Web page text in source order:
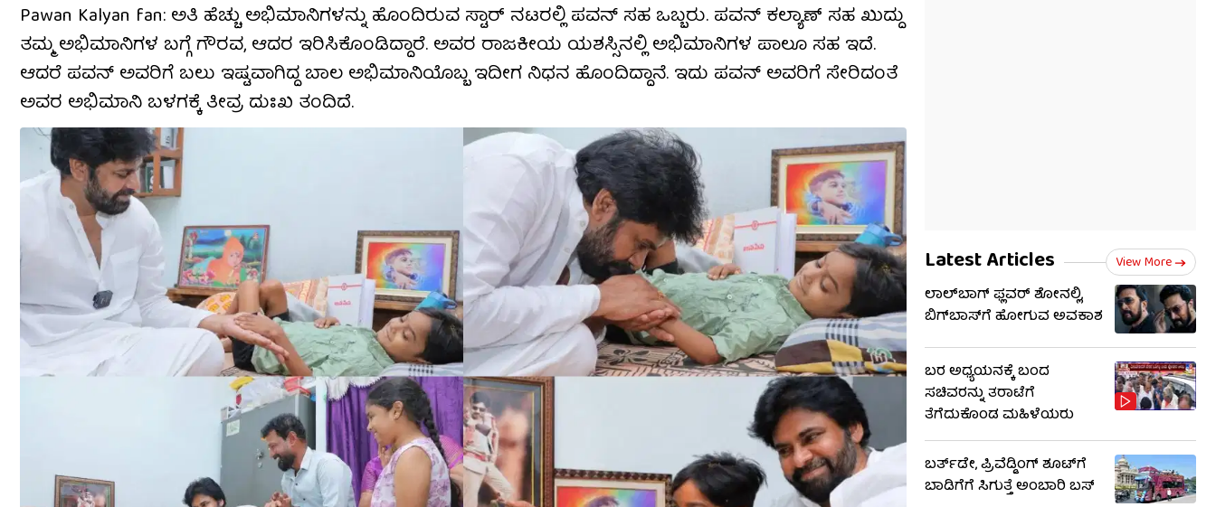
Pawan Kalyan fan: ಅತಿ ಹೆಚ್ಚು ಅಭಿಮಾನಿಗಳನ್ನು ಹೊಂದಿರುವ ಸ್ಟಾರ್ ನಟರಲ್ಲಿ ಪವನ್ ಸಹ ಒಬ್ಬರು. ಪವನ್ ಕಲ್ಯಾಣ್ ಸಹ ಖುದ್ದು
ತಮ್ಮ ಅಭಿಮಾನಿಗಳ ಬಗ್ಗೆ ಗೌರವ, ಆದರ ಇರಿಸಿಕೊಂಡಿದ್ದಾರೆ. ಅವರ ರಾಜಕೀಯ ಯಶಸ್ಸಿನಲ್ಲಿ ಅಭಿಮಾನಿಗಳ ಪಾಲೂ ಸಹ ಇದೆ.
ಆದರೆ ಪವನ್ ಅವರಿಗೆ ಬಲು ಇಷ್ಟವಾಗಿದ್ದ ಬಾಲ ಅಭಿಮಾನಿಯೊಬ್ಬ ಇದೀಗ ನಿಧನ ಹೊಂದಿದ್ದಾನೆ. ಇದು ಪವನ್ ಅವರಿಗೆ ಸೇರಿದಂತೆ
ಅವರ ಅಭಿಮಾನಿ ಬಳಗಕ್ಕೆ ತೀವ್ರ ದುಃಖ ತಂದಿದೆ.
Latest Articles View More
ಲಾಲ್​​ಬಾಗ್ ಫ್ಲವರ್ ಶೋನಲ್ಲಿ,
ಬಿಗ್​​ಬಾಸ್​​ಗೆ ಹೋಗುವ ಅವಕಾಶ
ಬರ ಅಧ್ಯಯನಕ್ಕೆ ಬಂದ
ಸಚಿವರನ್ನು ತರಾಟೆಗೆ
ತೆಗೆದುಕೊಂಡ ಮಹಿಳೆಯರು
ಬರ್ತ್‌ಡೇ, ಪ್ರಿವೆಡ್ಡಿಂಗ್‌ ಶೂಟ್​​​​ಗೆ
ಬಾಡಿಗೆಗೆ ಸಿಗುತ್ತೆ ಅಂಬಾರಿ ಬಸ್